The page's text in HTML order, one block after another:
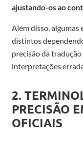
ajustando-os ao
Além disso, algumas
distintos
precisão da
interpretações
2.
PRECISÃO
OFICIAIS